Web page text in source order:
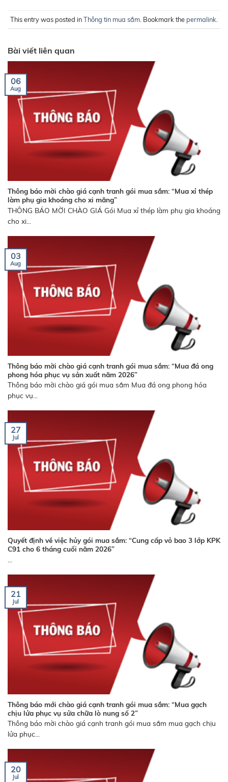
This entry was posted inThông tin mua sắm . Bookmark the permalink
Bài viết liên quan
Thông báo mời chào giá cạnh tranh gói mua sắm: “Mua xỉ thép
làm phụ gia khoáng cho xi măng”
THÔNG BÁO MỜI CHÀO GIÁ Gói Mua xỉ thép làm phụ gia khoáng
cho xi...
06
Aug
Thông báo mời chào giá cạnh tranh gói mua sắm: “Mua đá ong
phong hóa phục vụ sản xuất năm 2026”
Thông báo mời chào giá gói mua sắm Mua đá ong phong hóa
phục vụ...
03
Aug
Quyết định về việc hủy gói mua sắm: “Cung cấp vỏ bao 3 lớp KPK
C91 cho 6 tháng cuối năm 2026”
27
Jul
Thông báo mới chào giá cạnh tranh gói mua sắm: “Mua gạch
chịu lửa phục vụ sửa chữa lò nung số 2”
Thông báo mời chào giá cạnh tranh gói mua sắm mua gạch chịu
lửa phục...
21
Jul
20
Jul